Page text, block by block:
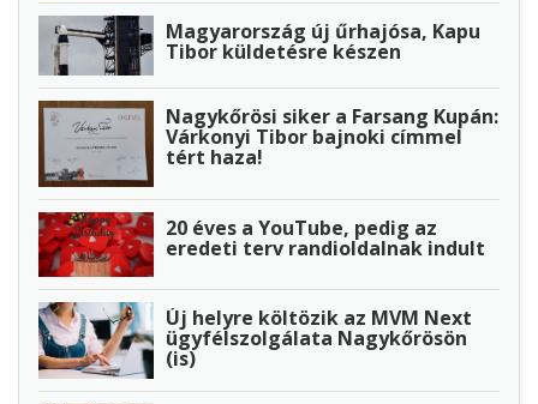
Magyarország új űrhajósa, Kapu
Tibor küldetésre készen
Nagykőrösi siker a Farsang Kupán:
Várkonyi Tibor bajnoki címmel
tért haza!
20 éves a YouTube, pedig az
eredeti terv randioldalnak indult
Új helyre költözik az MVM Next
ügyfélszolgálata Nagykőrösön
(is)